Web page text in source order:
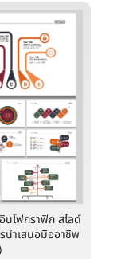
โฟกราฟิก สไลด์
นำเสนอมืออาชีพ